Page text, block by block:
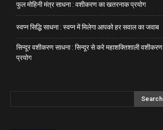
फुल मोहिनी मंत्र साधना : वशीकरण का खतरनाक प्रयोग
स्वप्न सिद्धि साधना : स्वप्न में मिलेगा आपको हर सवाल का जवाब
सिन्दूर वशीकरण साधना : सिन्दूर से करे महाशक्तिशाली वशीकरण
प्रयोग